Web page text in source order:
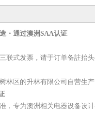
・通过澳洲SAA认证
联式发票，请于订单备註抬头
林区的升林有限公司自营生
，专为澳洲相关电器设备设计